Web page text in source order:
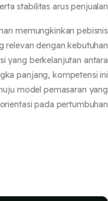
stabilitas arus
memungkinkan
relevan dengan
yang berkelanjutan
panjang, kompetensi
model pemasaran
pada